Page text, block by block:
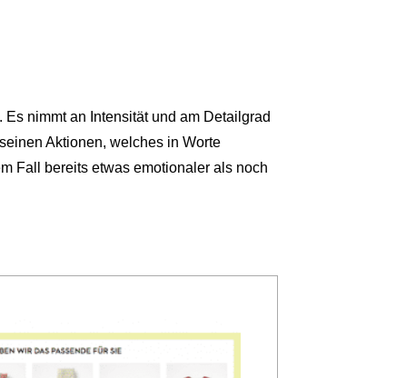
nimmt an Intensität und am Detailgrad
Aktionen, welches in Worte
Fall bereits etwas emotionaler als noch